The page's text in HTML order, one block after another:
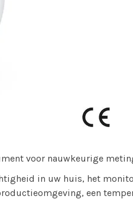
voor nauwkeurige
in uw huis, het
een